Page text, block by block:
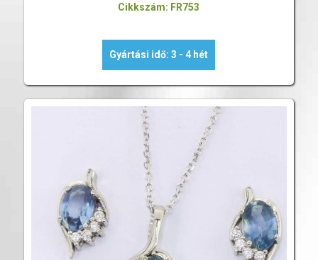
Cikkszám: FR753
Gyártási idő: 3 - 4 hét